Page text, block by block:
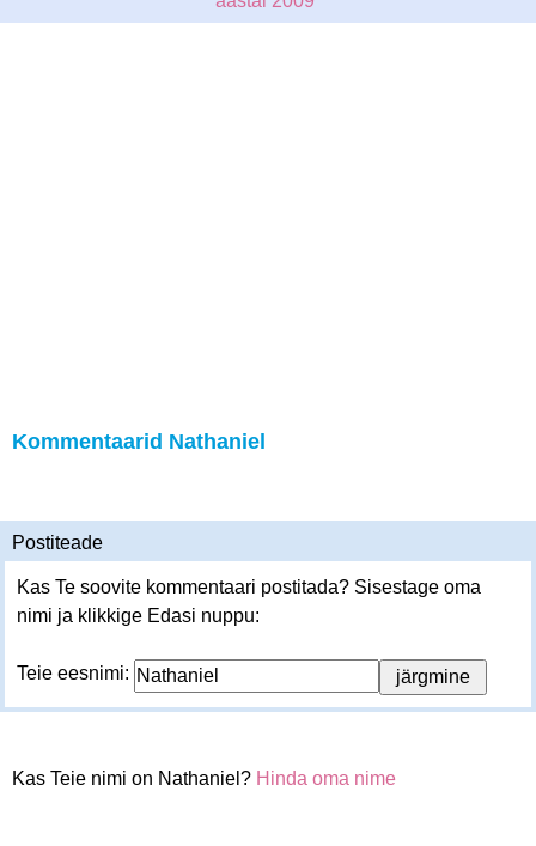
Kommentaarid Nathaniel
Postiteade
Kas Te soovite kommentaari postitada? Sisestage oma
nimi ja klikkige Edasi nuppu:
Teie eesnimi:
Kas Teie nimi on Nathaniel? Hinda oma nime